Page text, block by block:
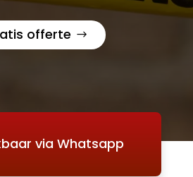
offerte
via Whatsapp